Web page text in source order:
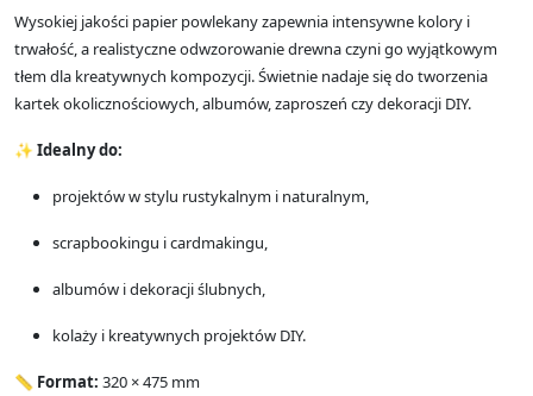
Wysokiej jakości papier powlekany zapewnia intensywne kolory i
trwałość, a realistyczne odwzorowanie drewna czyni go wyjątkowym
tłem dla kreatywnych kompozycji. Świetnie nadaje się do tworzenia
kartek okolicznościowych, albumów, zaproszeń czy dekoracji DIY.
✨ Idealny do:
projektów w stylu rustykalnym i naturalnym,
scrapbookingu i cardmakingu,
albumów i dekoracji ślubnych,
kolaży i kreatywnych projektów DIY.
📏 Format: 320 × 475 mm